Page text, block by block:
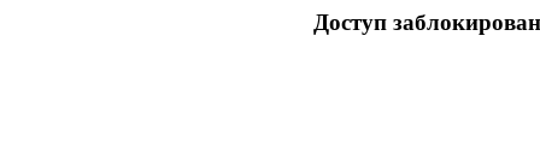
Доступ